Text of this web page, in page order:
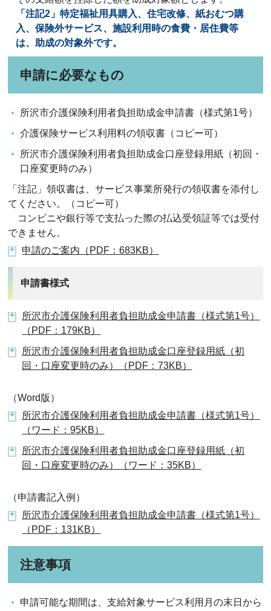
「注記2」特定福祉用具購入、住宅改修、紙おむつ購
入、保険外サービス、施設利用時の食費・居住費等
は、助成の対象外です。
申請に必要なもの
所沢市介護保険利用者負担助成金申請書（様式第1号）
介護保険サービス利用料の領収書（コピー可）
所沢市介護保険利用者負担助成金口座登録用紙（初回・
口座変更時のみ）
「注記」領収書は、サービス事業所発行の領収書を添付し
てください。（コピー可）
コンビニや銀行等で支払った際の払込受領証等では受付
できません。
申請のご案内（PDF：683KB）
申請書様式
所沢市介護保険利用者負担助成金申請書（様式第1号）
（PDF：179KB）
所沢市介護保険利用者負担助成金口座登録用紙（初
回・口座変更時のみ）（PDF：73KB）
（Word版）
所沢市介護保険利用者負担助成金申請書（様式第1号）
（ワード：95KB）
所沢市介護保険利用者負担助成金口座登録用紙（初
回・口座変更時のみ）（ワード：35KB）
（申請書記入例）
所沢市介護保険利用者負担助成金申請書（様式第1号）
（PDF：131KB）
注意事項
申請可能な期間は、支給対象サービス利用月の末日から